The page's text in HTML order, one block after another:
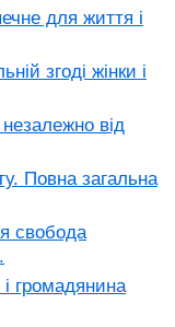
для життя і
згоді жінки і
незалежно від
Повна загальна
свобода
громадянина